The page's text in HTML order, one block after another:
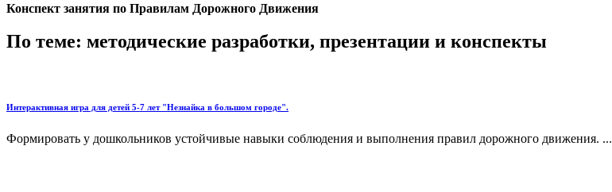
Конспект занятия по Правилам Дорожного Движения
По теме: методические разработки, презентации и конспекты
Интерактивная игра для детей 5-7 лет "Незнайка в большом городе".
Формировать у дошкольников устойчивые навыки соблюдения и выполнения правил дорожного движения. ...